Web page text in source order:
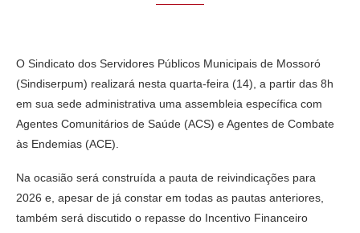
O Sindicato dos Servidores Públicos Municipais de Mossoró
(Sindiserpum) realizará nesta quarta-feira (14), a partir das 8h
em sua sede administrativa uma assembleia específica com
Agentes Comunitários de Saúde (ACS) e Agentes de Combate
às Endemias (ACE).
Na ocasião será construída a pauta de reivindicações para
2026 e, apesar de já constar em todas as pautas anteriores,
também será discutido o repasse do Incentivo Financeiro